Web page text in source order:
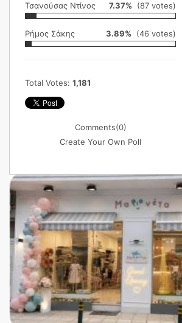
Τσανούσας Ντίνος 7.37% (87 votes)
Ρήμος Σάκης 3.89% (46 votes)
Total Votes: 1,181
Comments(0)
Create Your Own Poll